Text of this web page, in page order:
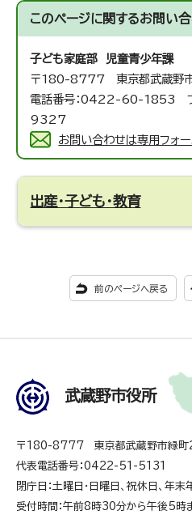
このページに関するお問い
子ども家庭部 児童青少年課
〒180-8777 東京都武蔵野
電話番号：0422-60-1853
9327
お問い合わせは専用フォー
出産・子ども・教育
前のページへ戻る
武蔵野市役所
〒180-8777 東京都武蔵野市緑
代表電話番号：0422-51-5131
閉庁日：土曜日・日曜日、祝休日、年
受付時間：午前8時30分から午後5時